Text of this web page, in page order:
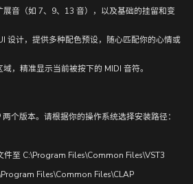
音（如 7、9、13 音），以及基础的挂留和变
设计，提供多种配色预设，随心匹配你的心情或
，精准显示当前被按下的 MIDI 音符。
个版本。请根据你的操作系统选择安装路径：
件至 C:\Program Files\Common Files\VST3
Files\Common Files\CLAP